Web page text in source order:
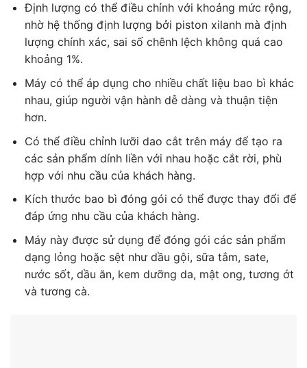
Định lượng có thể điều chỉnh với khoảng mức rộng,
nhờ hệ thống định lượng bởi piston xilanh mà định
lượng chính xác, sai số chênh lệch không quá cao
khoảng 1%.
Máy có thể áp dụng cho nhiều chất liệu bao bì khác
nhau, giúp người vận hành dễ dàng và thuận tiện
hơn.
Có thể điều chỉnh lưỡi dao cắt trên máy để tạo ra
các sản phẩm dính liền với nhau hoặc cắt rời, phù
hợp với nhu cầu của khách hàng.
Kích thước bao bì đóng gói có thể được thay đổi để
đáp ứng nhu cầu của khách hàng.
Máy này được sử dụng để đóng gói các sản phẩm
dạng lỏng hoặc sệt như dầu gội, sữa tắm, sate,
nước sốt, dầu ăn, kem dưỡng da, mật ong, tương ớt
và tương cà.